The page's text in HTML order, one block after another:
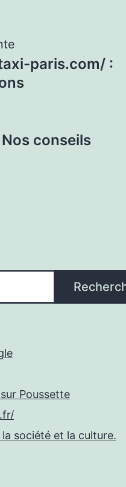
paris.com/ :
conseils
Poussette
société et la culture.